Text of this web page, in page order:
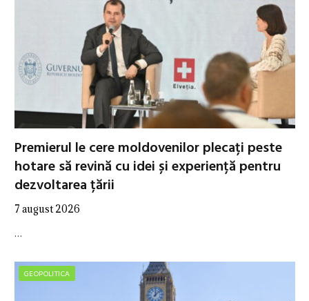
Premierul le cere moldovenilor plecați peste
hotare să revină cu idei și experiență pentru
dezvoltarea țării
7 august 2026
…
GEOPOLITICA